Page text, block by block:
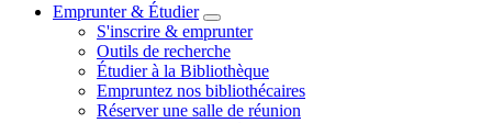
Emprunter & Étudier
S'inscrire & emprunter
Outils de recherche
Étudier à la Bibliothèque
Empruntez nos bibliothécaires
Réserver une salle de réunion